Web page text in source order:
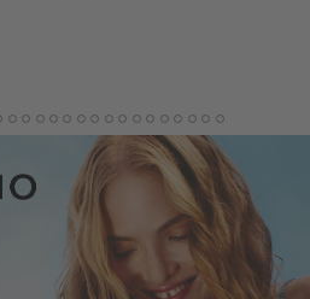
8 9 101112 131415161718192021222324